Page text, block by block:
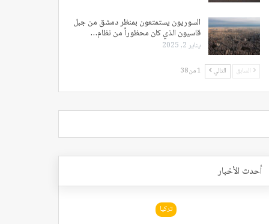
السوريون يستمتعون بمنظر دمشق من جبل
قاسيون الذي كان محظوراً من نظام…
يناير 2, 2025
السابق التالي 1 من 38
أحدث الأخبار
تركيا